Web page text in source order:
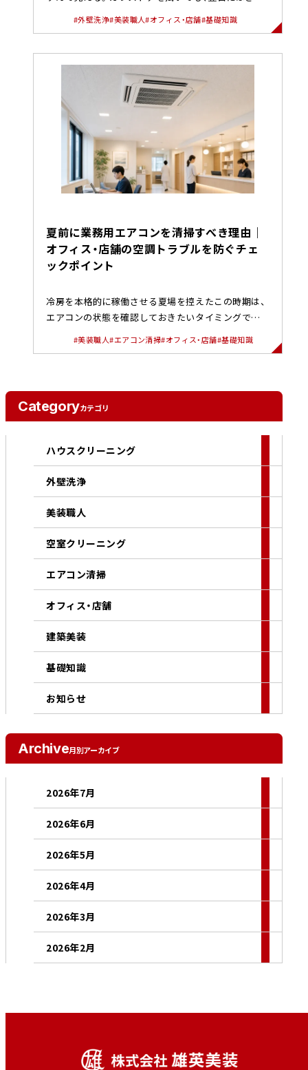
つきや白っぽい汚れが戻っ...
#外壁洗浄#美装職人#オフィス・店舗#基礎知識
夏前に業務用エアコンを清掃すべき理由｜
オフィス・店舗の空調トラブルを防ぐチェ
ックポイント
冷房を本格的に稼働させる夏場を控えたこの時期は、
エアコンの状態を確認しておきたいタイミングです。
特に、オフィスや店舗、ク...
#美装職人#エアコン清掃#オフィス・店舗#基礎知識
Categoryカテゴリ
ハウスクリーニング
外壁洗浄
美装職人
空室クリーニング
エアコン清掃
オフィス・店舗
建築美装
基礎知識
お知らせ
Archive月別アーカイブ
2026年7月
2026年6月
2026年5月
2026年4月
2026年3月
2026年2月